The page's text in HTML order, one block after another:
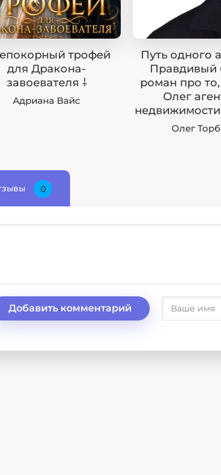
трофей
для Дракона-
завоевателя ⸸
Адриана Вайс
Путь одного
Правдивый
роман про
Олег
Олег
0
Добавить комментарий